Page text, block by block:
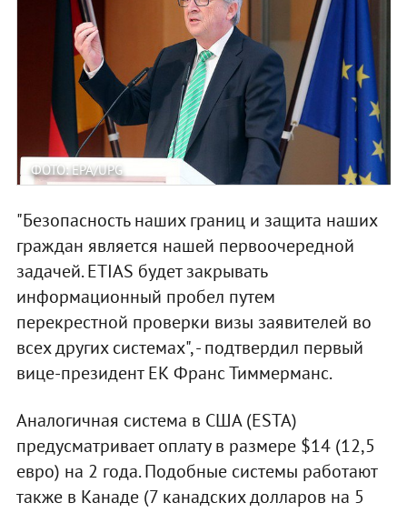
ФОТО: EPA/UPG
"Безопасность наших границ и защита наших
граждан является нашей первоочередной
задачей. ETIAS будет закрывать
информационный пробел путем
перекрестной проверки визы заявителей во
всех других системах", - подтвердил первый
вице-президент ЕК Франс Тиммерманс.
Аналогичная система в США (ESTA)
предусматривает оплату в размере $14 (12,5
евро) на 2 года. Подобные системы работают
также в Канаде (7 канадских долларов на 5